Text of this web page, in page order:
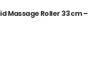
Massage Roller 33 cm –